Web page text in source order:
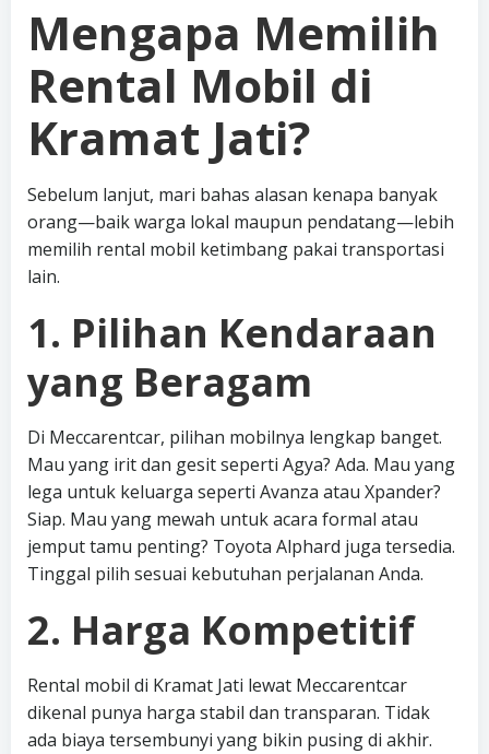
Mengapa Memilih
Rental Mobil di
Kramat Jati?
Sebelum lanjut, mari bahas alasan kenapa banyak
orang—baik warga lokal maupun pendatang—lebih
memilih rental mobil ketimbang pakai transportasi
lain.
1. Pilihan Kendaraan
yang Beragam
Di Meccarentcar, pilihan mobilnya lengkap banget.
Mau yang irit dan gesit seperti Agya? Ada. Mau yang
lega untuk keluarga seperti Avanza atau Xpander?
Siap. Mau yang mewah untuk acara formal atau
jemput tamu penting? Toyota Alphard juga tersedia.
Tinggal pilih sesuai kebutuhan perjalanan Anda.
2. Harga Kompetitif
Rental mobil di Kramat Jati lewat Meccarentcar
dikenal punya harga stabil dan transparan. Tidak
ada biaya tersembunyi yang bikin pusing di akhir.